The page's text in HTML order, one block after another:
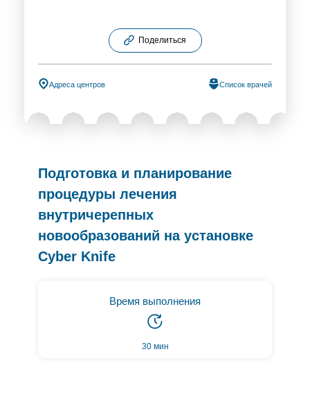
Подготовка и планирование
процедуры лечения
внутричерепных
новообразований на установке
Cyber Knife
Время выполнения
30 мин
Поделиться
Адреса центров Список врачей